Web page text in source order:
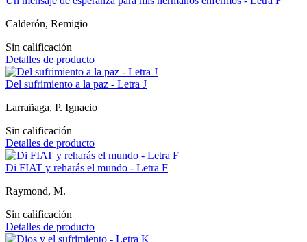
Calderón, Remigio
Sin calificación
Detalles de producto
Del sufrimiento a la paz - Letra J
Larrañaga, P. Ignacio
Sin calificación
Detalles de producto
Di FIAT y reharás el mundo - Letra F
Raymond, M.
Sin calificación
Detalles de producto